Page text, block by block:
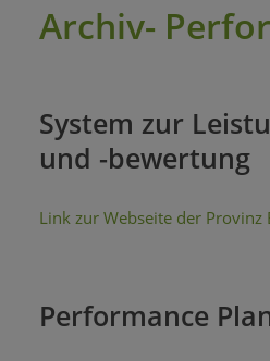
Archiv-
System zur
und -bewertung
Link zur Webseite der Provinz
Performance